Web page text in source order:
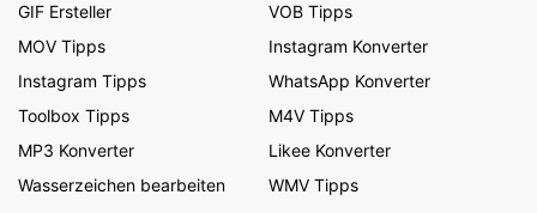
GIF Ersteller
VOB Tipps
MOV Tipps
Instagram Konverter
Instagram Tipps
WhatsApp Konverter
Toolbox Tipps
M4V Tipps
MP3 Konverter
Likee Konverter
Wasserzeichen bearbeiten
WMV Tipps